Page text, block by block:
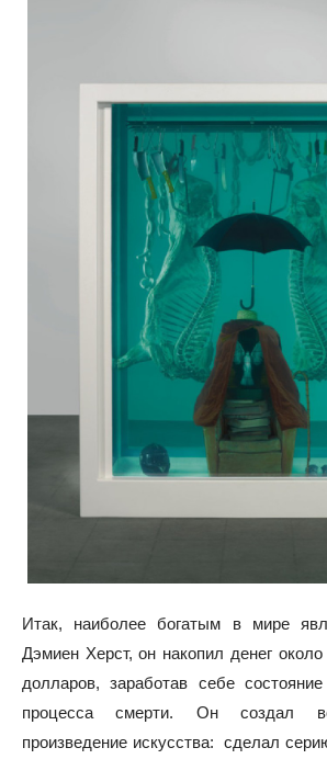
Итак, наиболее богатым в мире
Дэмиен Херст, он накопил денег
долларов, заработав себе
процесса смерти. Он создал
произведение искусства: сделал